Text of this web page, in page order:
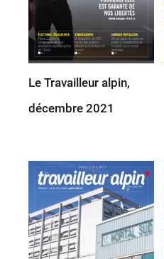
Le Travailleur alpin,
décembre 2021